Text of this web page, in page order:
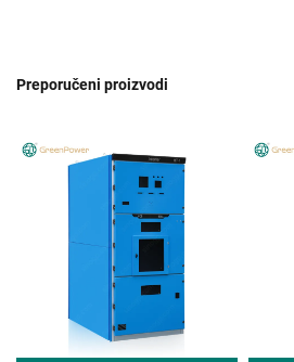
Preporučeni proizvodi